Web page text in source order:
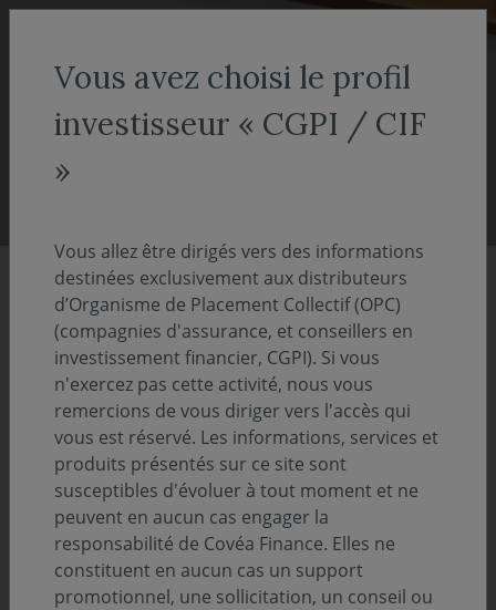
Aller au menu
Aller au contenu
COVEA FINANCE Nous connaître
Nous connaître
Edito
Société de gestion de portefeuille du groupe
Covéa, elle propose une large gamme de
fonds couvrant les plus grandes places
financières mondiales à travers les
principales classes d’actifs.
Vous avez choisi le profil
investisseur « CGPI / CIF
»
Vous allez être dirigés vers des informations
destinées exclusivement aux distributeurs
d’Organisme de Placement Collectif (OPC)
(compagnies d'assurance, et conseillers en
investissement financier, CGPI). Si vous
n'exercez pas cette activité, nous vous
remercions de vous diriger vers l'accès qui
vous est réservé. Les informations, services et
produits présentés sur ce site sont
susceptibles d'évoluer à tout moment et ne
peuvent en aucun cas engager la
responsabilité de Covéa Finance. Elles ne
constituent en aucun cas un support
promotionnel, une sollicitation, un conseil ou